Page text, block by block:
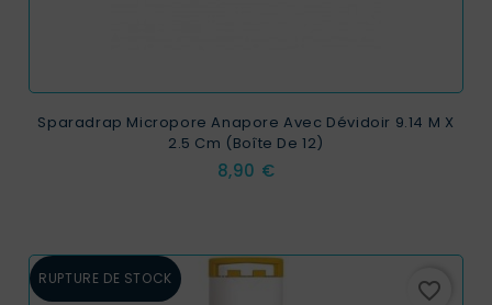
Sparadrap Micropore Anapore Avec Dévidoir 9.14 M X
2.5 Cm (boîte De 12)
Prix
8,90 €
RUPTURE DE STOCK favorite_border